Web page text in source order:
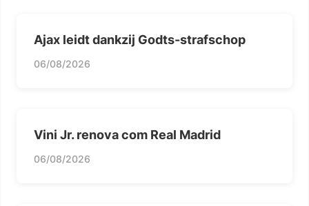
Ajax leidt dankzij Godts-strafschop
06/08/2026
Vini Jr. renova com Real Madrid
06/08/2026